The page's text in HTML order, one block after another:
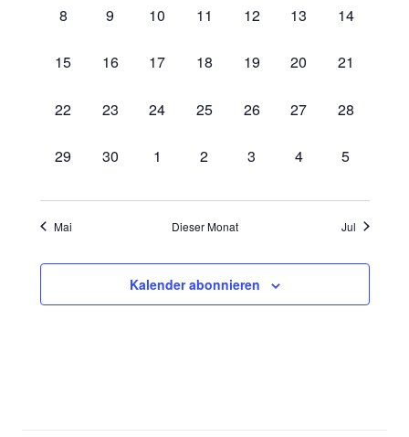
0
8
0
9
0
10
0
11
0
12
0
13
0
14
0
15
0
16
0
17
0
18
0
19
0
20
0
21
0
22
0
23
0
24
0
25
0
26
0
27
0
28
0
29
0
30
0
1
0
2
0
3
0
4
0
5
Mai Dieser Monat Jul
Kalender abonnieren